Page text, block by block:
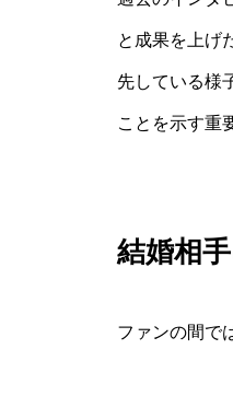
と成果を上げ
先している様
ことを示す重
結婚相
ファンの間で